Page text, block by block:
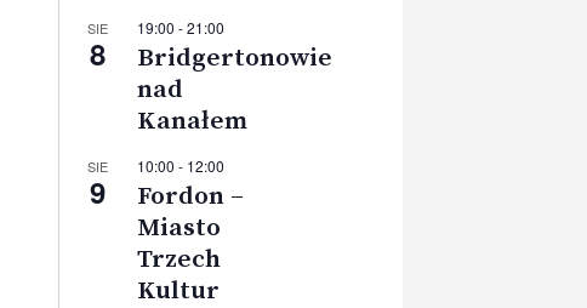
SIE
8
19:00 -21:00
Bridgertonowie
nad
Kanałem
SIE
9
10:00 - 12:00
Fordon –
Miasto
Trzech
Kultur